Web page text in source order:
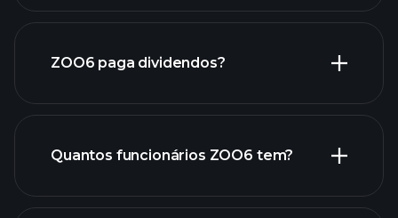
lucros de ZOO6
relatórios financeiros de ZOO6
relatórios financeiros de
ZOO6 paga dividendos?
ações de alto dividendo
Quantos funcionários ZOO6 tem?